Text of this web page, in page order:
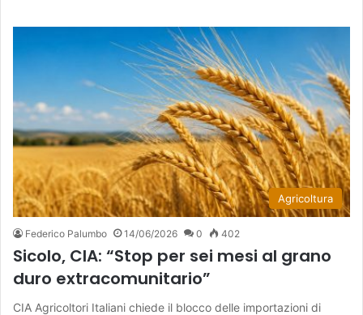
Agricoltura
Federico Palumbo 14/06/2026 0 402
Sicolo, CIA: “Stop per sei mesi al grano
duro extracomunitario”
CIA Agricoltori Italiani chiede il blocco delle importazioni di